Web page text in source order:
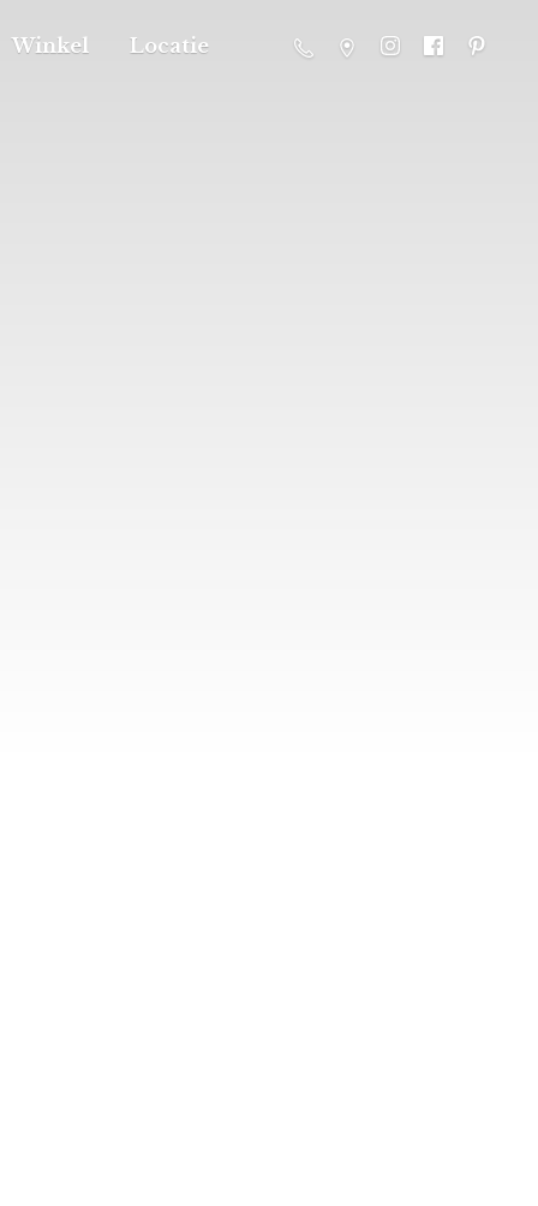
Winkel Locatie